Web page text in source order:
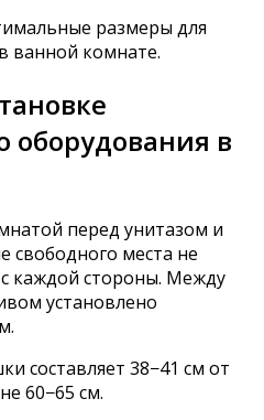
размеры для
ванной комнате.
оборудования в
перед унитазом и
свободного места не
каждой стороны. Между
установлено
составляет 38−41 см от
60−65 см.